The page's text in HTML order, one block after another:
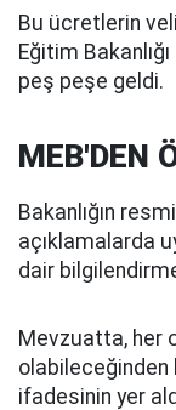
Bu ücretlerin
Eğitim
peş peşe geldi.
MEB'DEN
Bakanlığın
açıklamalarda
dair
Mevzuatta, her
olabileceğinden
ifadesinin yer